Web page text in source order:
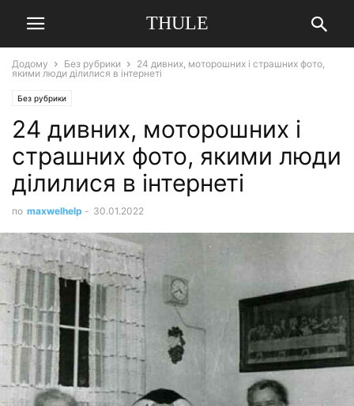
THULE
Додому Без рубрики
24 дивних, моторошних і страшних фото,
якими люди ділилися в інтернеті
Без рубрики
24 дивних, моторошних і
страшних фото, якими люди
ділилися в інтернеті
по maxwelhelp - 30.01.2022